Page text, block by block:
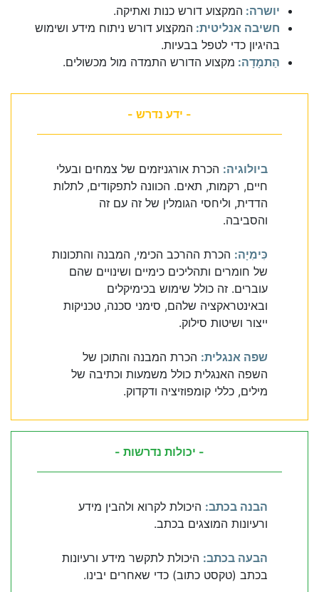
יושרה: המקצוע דורש כנות ואתיקה.
חשיבה אנליטית: המקצוע דורש ניתוח מידע ושימוש
בהיגיון כדי לטפל בבעיות.
הַתמָדָה: מקצוע הדורש התמדה מול מכשולים.
- ידע נדרש -
ביולוגיה: הכרת אורגניזמים של צמחים ובעלי
חיים, רקמות, תאים. הכוונה לתפקודים, לתלות
הדדית, וליחסי הגומלין של זה עם זה
והסביבה.
כִּימִיָה: הכרת ההרכב הכימי, המבנה והתכונות
של חומרים ותהליכים כימיים ושינויים שהם
עוברים. זה כולל שימוש בכימיקלים
ובאינטראקציה שלהם, סימני סכנה, טכניקות
ייצור ושיטות סילוק.
שפה אנגלית: הכרת המבנה והתוכן של
השפה האנגלית כולל משמעות וכתיבה של
מילים, כללי קומפוזיציה ודקדוק.
- יכולות נדרשות -
הבנה בכתב: היכולת לקרוא ולהבין מידע
ורעיונות המוצגים בכתב.
הבעה בכתב: היכולת לתקשר מידע ורעיונות
בכתב (טקסט כתוב) כדי שאחרים יבינו.